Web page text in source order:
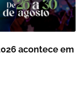
acontece em